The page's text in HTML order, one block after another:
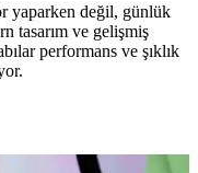
yaparken değil, günlük
tasarım ve gelişmiş
performans ve şıklık